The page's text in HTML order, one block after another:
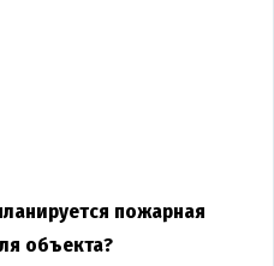
пожарная
объекта?